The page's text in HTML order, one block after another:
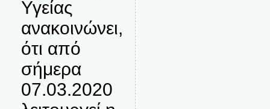
Υγείας
ανακοινώνει,
ότι από
σήμερα
07.03.2020